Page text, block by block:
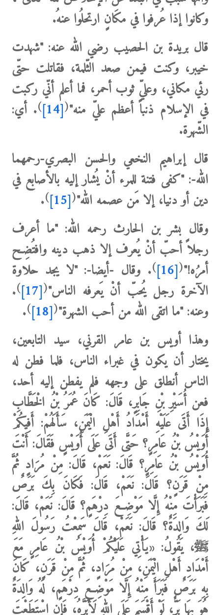
وكانوا إذا عُرفوا في مكَانٍ ارتحلُوا عنهُ.
قال بريدة بن الحصيب رضي الله عنه: "شهدت
خيبر، وكنت فيمن صعد الثّلمة، فقاتلت حتّى
رئي مكاني، وعليّ ثوب أحمر، فما أعلم أنّي ركبت
في الإسلام ذنباً أعظم عليّ منه"(
[14]
). أي:
الشّهرة.
قال إبراهيم النخعي والحسن البصري-رحمهما
الله-: "كفى فتنة للمرء أنْ يُشار إليه بالأصابع في
دين أو دنيا، إلا مَن عصمه الله"(
[15]
)
.
وقال بشر بن الحارث رحمه الله: "ما أعرف
رجلاً أحبّ أنْ يُعرف إلا ذهب دينه وافتُضِح
أمرُه!"(
[16]
)
. وقال -أيضا-: "لا يجد حلاوة
الآخرة رجل يُحبّ أنْ يَعرفه الناس"(
[17]
)
.
وعنه: "ما اتقى الله من ‌أحب ‌الشهرة"(
[18]
)
.
وهذا أويس بن عامر القرني، سيد التابعين،
يختار أن يكون في غبراء الناس، فلما فطن له
الناس أنطلق على وجهه فلم يفطن إليه أحد،
فعن أُسَيْرِ بْنِ جَابِرٍ، قَالَ: كَانَ عُمَرُ بْنُ الْخَطَّابِ
إِذَا أَتَى عَلَيْهِ أَمْدَادُ أَهْلِ الْيَمَنِ، سَأَلَهُمْ: أَفِيكُمْ
أُوَيْسُ بْنُ عَامِرٍ؟ حَتَّى أَتَى عَلَى أُوَيْسٍ فَقَالَ: أَنْتَ
أُوَيْسُ بْنُ عَامِرٍ؟ قَالَ: نَعَمْ، قَالَ: مِنْ مُرَادٍ ثُمَّ
مِنْ قَرَنٍ؟ قَالَ: نَعَمْ، قَالَ: فَكَانَ بِكَ بَرَصٌ
فَبَرَأْتَ مِنْهُ إِلَّا مَوْضِعَ دِرْهَمٍ؟ قَالَ: نَعَمْ، قَالَ:
لَكَ وَالِدَةٌ؟ قَالَ: نَعَمْ، قَالَ سَمِعْتُ رَسُولَ اللهِ
ﷺ، يَقُولُ: «يَأْتِي عَلَيْكُمْ أُوَيْسُ بْنُ عَامِرٍ مَعَ
أَمْدَادِ أَهْلِ الْيَمَنِ، مِنْ مُرَادٍ، ثُمَّ مِنْ قَرَنٍ، كَانَ
بِهِ بَرَصٌ فَبَرَأَ مِنْهُ إِلَّا مَوْضِعَ دِرْهَمٍ، لَهُ وَالِدَةٌ
هُوَ بِهَا بَرٌّ، لَوْ أَقْسَمَ عَلَى اللهِ لَأَبَرَّهُ، فَإِنِ اسْتَطَعْتَ